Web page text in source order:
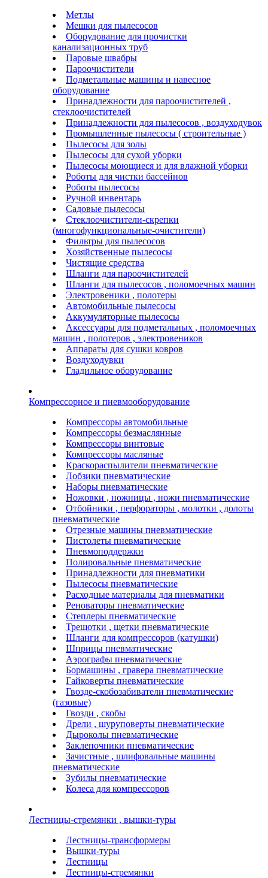
Метлы
Мешки для пылесосов
Оборудование для прочистки
канализационных труб
Паровые швабры
Пароочистители
Подметальные машины и навесное
оборудование
Принадлежности для пароочистителей ,
стеклоочистителей
Принадлежности для пылесосов , воздуходувок
Промышленные пылесосы ( строительные )
Пылесосы для золы
Пылесосы для сухой уборки
Пылесосы моющиеся и для влажной уборки
Роботы для чистки бассейнов
Роботы пылесосы
Ручной инвентарь
Садовые пылесосы
Стеклоочистители-скрепки
(многофункциональные-очистители)
Фильтры для пылесосов
Хозяйственные пылесосы
Чистящие средства
Шланги для пароочистителей
Шланги для пылесосов , поломоечных машин
Электровеники , полотеры
Автомобильные пылесосы
Аккумуляторные пылесосы
Аксессуары для подметальных , поломоечных
машин , полотеров , электровеников
Аппараты для сушки ковров
Воздуходувки
Гладильное оборудование
Компрессорное и пневмооборудование
Компрессоры автомобильные
Компрессоры безмаслянные
Компрессоры винтовые
Компрессоры масляные
Краскораспылители пневматические
Лобзики пневматические
Наборы пневматические
Ножовки , ножницы , ножи пневматические
Отбойники , перфораторы , молотки , долоты
пневматические
Отрезные машины пневматические
Пистолеты пневматические
Пневмоподдержки
Полировальные пневматические
Принадлежности для пневматики
Пылесосы пневматические
Расходные материалы для пневматики
Реноваторы пневматические
Степлеры пневматические
Трещотки , щетки пневматические
Шланги для компрессоров (катушки)
Шприцы пневматические
Аэрографы пневматические
Бормашины , гравера пневматические
Гайковерты пневматические
Гвозде-скобозабиватели пневматические
(газовые)
Гвозди , скобы
Дрели , шуруповерты пневматические
Дыроколы пневматические
Заклепочники пневматические
Зачистные , шлифовальные машины
пневматические
Зубилы пневматические
Колеса для компрессоров
Лестницы-стремянки , вышки-туры
Лестницы-трансформеры
Вышки-туры
Лестницы
Лестницы-стремянки